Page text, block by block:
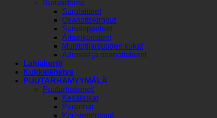
Surusidonta
Surulaitteet
Osanottokimput
Suruseppeleet
Arkunkoristeet
Muistotilaisuuden kukat
Adressit ja osanottokortit
Lahjakortit
Kukkalähetys
PUUTARHAMYYMÄLÄ
Puutarhakasvit
Kesäkukat
Perennat
Koristepensaat